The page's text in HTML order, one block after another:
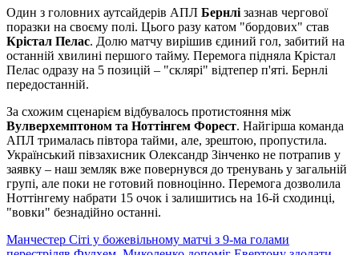
Один з головних аутсайдерів АПЛ Бернлі зазнав чергової
поразки на своєму полі. Цього разу катом "бордових" став
Крістал Пелас. Долю матчу вирішив єдиний гол, забитий на
останній хвилині першого тайму. Перемога підняла Крістал
Пелас одразу на 5 позицій – "склярі" відтепер п'яті. Бернлі
передостанній.
За схожим сценарієм відбувалось протистояння між
Вулверхемптоном та Ноттінгем Форест. Найгірша команда
АПЛ трималась півтора тайми, але, зрештою, пропустила.
Український півзахисник Олександр Зінченко не потрапив у
заявку – наш земляк вже повернувся до тренувань у загальній
групі, але поки не готовий повноцінно. Перемога дозволила
Ноттінгему набрати 15 очок і залишитись на 16-й сходинці,
"вовки" безнадійно останні.
Манчестер Сіті у божевільному матчі з 9-ма голами